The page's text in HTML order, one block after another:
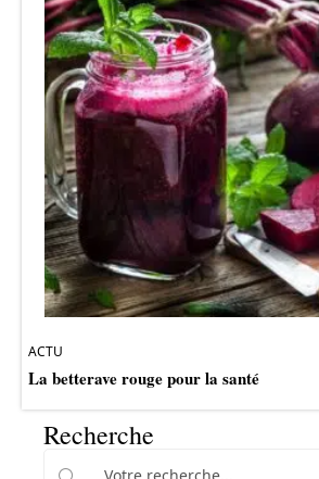
ACTU
La betterave rouge pour la santé
Recherche